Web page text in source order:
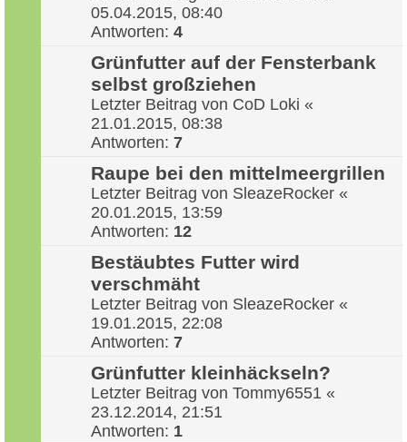
05.04.2015, 08:40
Antworten: 4
Grünfutter auf der Fensterbank
selbst großziehen
Letzter Beitrag von CoD Loki «
21.01.2015, 08:38
Antworten: 7
Raupe bei den mittelmeergrillen
Letzter Beitrag von SleazeRocker «
20.01.2015, 13:59
Antworten: 12
Bestäubtes Futter wird
verschmäht
Letzter Beitrag von SleazeRocker «
19.01.2015, 22:08
Antworten: 7
Grünfutter kleinhäckseln?
Letzter Beitrag von Tommy6551 «
23.12.2014, 21:51
Antworten: 1